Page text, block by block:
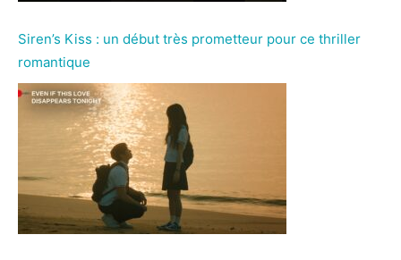
Siren’s Kiss : un début très prometteur pour ce thriller
romantique